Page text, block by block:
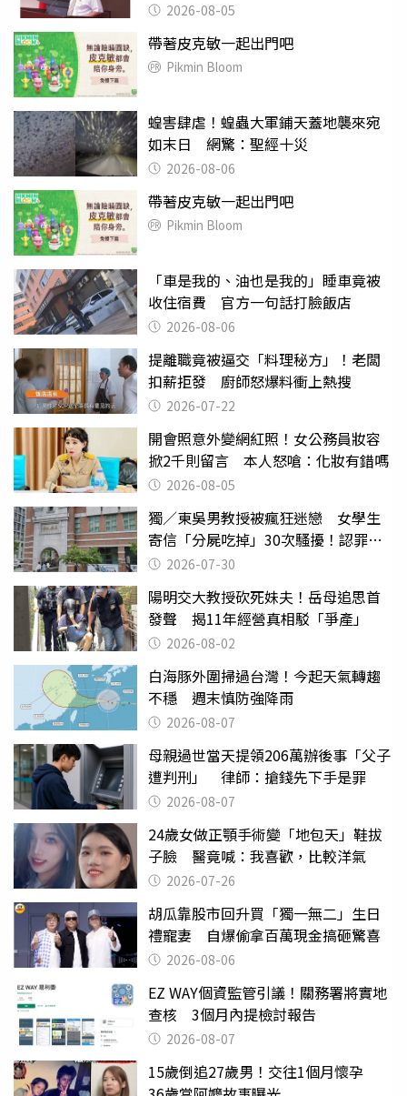
2026-08-05
帶著皮克敏一起出門吧
Pikmin Bloom
蝗害肆虐！蝗蟲大軍鋪天蓋地襲來宛
如末日 網驚：聖經十災
2026-08-06
帶著皮克敏一起出門吧
Pikmin Bloom
「車是我的、油也是我的」睡車竟被
收住宿費 官方一句話打臉飯店
2026-08-06
提離職竟被逼交「料理秘方」！老闆
扣薪拒發 廚師怒爆料衝上熱搜
2026-07-22
開會照意外變網紅照！女公務員妝容
掀2千則留言 本人怒嗆：化妝有錯嗎
2026-08-05
獨／東吳男教授被瘋狂迷戀 女學生
寄信「分屍吃掉」30次騷擾！認罪免
關 2026-07-30
陽明交大教授砍死妹夫！岳母追思首
發聲 揭11年經營真相駁「爭產」
2026-08-02
白海豚外圍掃過台灣！今起天氣轉趨
不穩 週末慎防強降雨
2026-08-07
母親過世當天提領206萬辦後事「父子
遭判刑」 律師：搶錢先下手是罪
2026-08-07
24歲女做正顎手術變「地包天」鞋拔
子臉 醫竟喊：我喜歡，比較洋氣
2026-07-26
胡瓜靠股市回升買「獨一無二」生日
禮寵妻 自爆偷拿百萬現金搞砸驚喜
2026-08-06
EZ WAY個資監管引議！關務署將實地
查核 3個月內提檢討報告
2026-08-07
15歲倒追27歲男！交往1個月懷孕